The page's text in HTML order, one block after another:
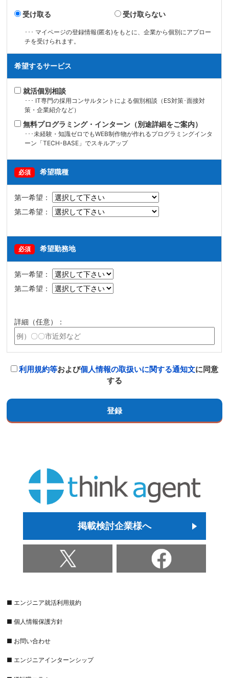
受け取る 受け取らない
･･･ マイページの登録情報(匿名)をもとに、企業から個別にアプロー
チを受けられます。
希望するサービス
就活個別相談
･･･ IT専門の採用コンサルタントによる個別相談（ES対策･面接対
策・企業紹介など）
無料プログラミング・インターン（別途詳細をご案内）
･･･未経験・知識ゼロでもWEB制作物が作れるプログラミングインタ
ーン「TECH-BASE」でスキルアップ
必須 希望職種
第一希望：
第二希望：
必須 希望勤務地
第一希望：
第二希望：
詳細（任意）：
利用規約等および個人情報の取扱いに関する通知文に同意
する
掲載検討企業様へ
■ エンジニア就活利用規約
■ 個人情報保護方針
■ お問い合わせ
■ エンジニアインターンシップ